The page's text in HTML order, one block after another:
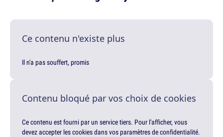
Ce contenu n'existe plus
Il n'a pas souffert, promis
Contenu bloqué par vos choix de cookies
Ce contenu est fourni par un service tiers. Pour l'afficher, vous
devez accepter les cookies dans vos paramètres de confidentialité.